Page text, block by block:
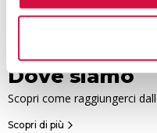
Dove siamo
Scopri come raggiungerci
Scopri di più